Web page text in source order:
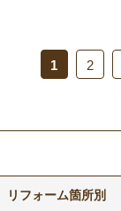
1 2
リフォーム箇所別